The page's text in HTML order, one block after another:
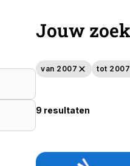
Jouw
van 2007 tot 2007
9 resultaten